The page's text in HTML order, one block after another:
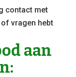
contact met
vragen hebt
aan